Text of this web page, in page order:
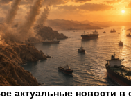
актуальные новости в